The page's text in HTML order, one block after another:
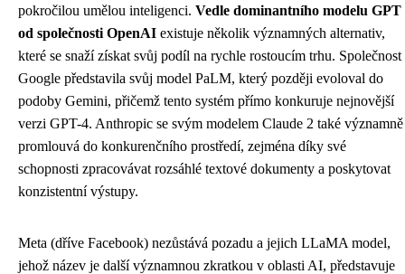
pokročilou umělou inteligenci. Vedle dominantního modelu GPT
od společnosti OpenAI existuje několik významných alternativ,
které se snaží získat svůj podíl na rychle rostoucím trhu. Společnost
Google představila svůj model PaLM, který později evoloval do
podoby Gemini, přičemž tento systém přímo konkuruje nejnovější
verzi GPT-4. Anthropic se svým modelem Claude 2 také významně
promlouvá do konkurenčního prostředí, zejména díky své
schopnosti zpracovávat rozsáhlé textové dokumenty a poskytovat
konzistentní výstupy.
Meta (dříve Facebook) nezůstává pozadu a jejich LLaMA model,
jehož název je další významnou zkratkou v oblasti AI, představuje